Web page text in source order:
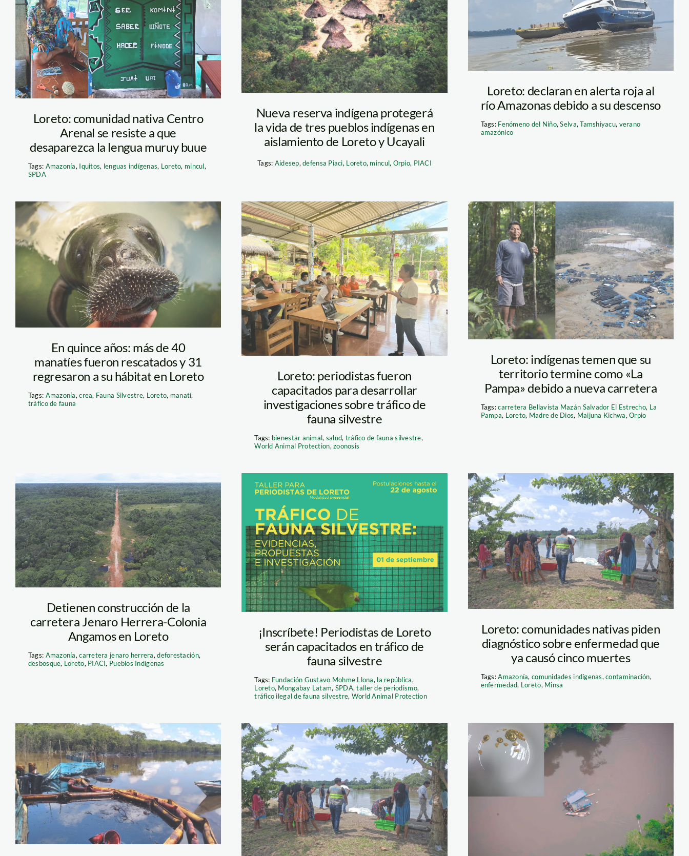
nativa—centro-
arenal—mario-
ramos—spda
Loreto: comunidad nativa Centro
Arenal se resiste a que
desaparezca la lengua muruy buue
Tags: Amazonía, Iquitos, lenguas indígenas, Loreto, mincul,
SPDA
Nueva reserva indígena protegerá
la vida de tres pueblos indígenas en
aislamiento de Loreto y Ucayali
Tags: Aidesep,defensa Piaci, Loreto, mincul, Orpio, PIACI
iquitos al rojo
vivo
Loreto: declaran en alerta roja al
río Amazonas debido a su descenso
Tags: Fenómeno del Niño,Selva,Tamshiyacu, verano
amazónico
manati en loreto
– crea
En quince años: más de 40
manatíes fueron rescatados y 31
regresaron a su hábitat en Loreto
Tags: Amazonía,crea, Fauna Silvestre, Loreto, manatí,
tráfico de fauna
WhatsApp Image
2023-09-05 at
12.16.16
Loreto: periodistas fueron
capacitados para desarrollar
investigaciones sobre tráfico de
fauna silvestre
Tags: bienestar animal, salud, tráfico de fauna silvestre,
World Animal Protection,zoonosis
maijuna – loreto
– one planet –
mineria ilegal
Loreto: indígenas temen que su
territorio termine como «La
Pampa» debido a nueva carretera
Tags:carretera Bellavista Mazán Salvador El Estrecho, La
Pampa, Loreto, Madre de Dios, Maijuna Kichwa,Orpio
jenaro_herrera_loreto_spda
Detienen construcción de la
carretera Jenaro Herrera-Colonia
Angamos en Loreto
Tags: Amazonía,carretera jenaro herrera,deforestación,
desbosque, Loreto, PIACI, Pueblos Indígenas
Captura de
pantalla (256)
¡Inscríbete! Periodistas de Loreto
serán capacitados en tráfico de
fauna silvestre
Tags: Fundación Gustavo Mohme Llona, la república,
Loreto, Mongabay Latam, SPDA,taller de periodismo,
tráfico ilegal de fauna silvestre, World Animal Protection
nacion chapra –
loreto
Loreto: comunidades nativas piden
diagnóstico sobre enfermedad que
ya causó cinco muertes
Tags:Amazonía, comunidades indígenas,contaminación,
enfermedad, Loreto, Minsa
derrame-loreto-
puelo-urarina
nacion chapra –
loreto
mineria-nanay